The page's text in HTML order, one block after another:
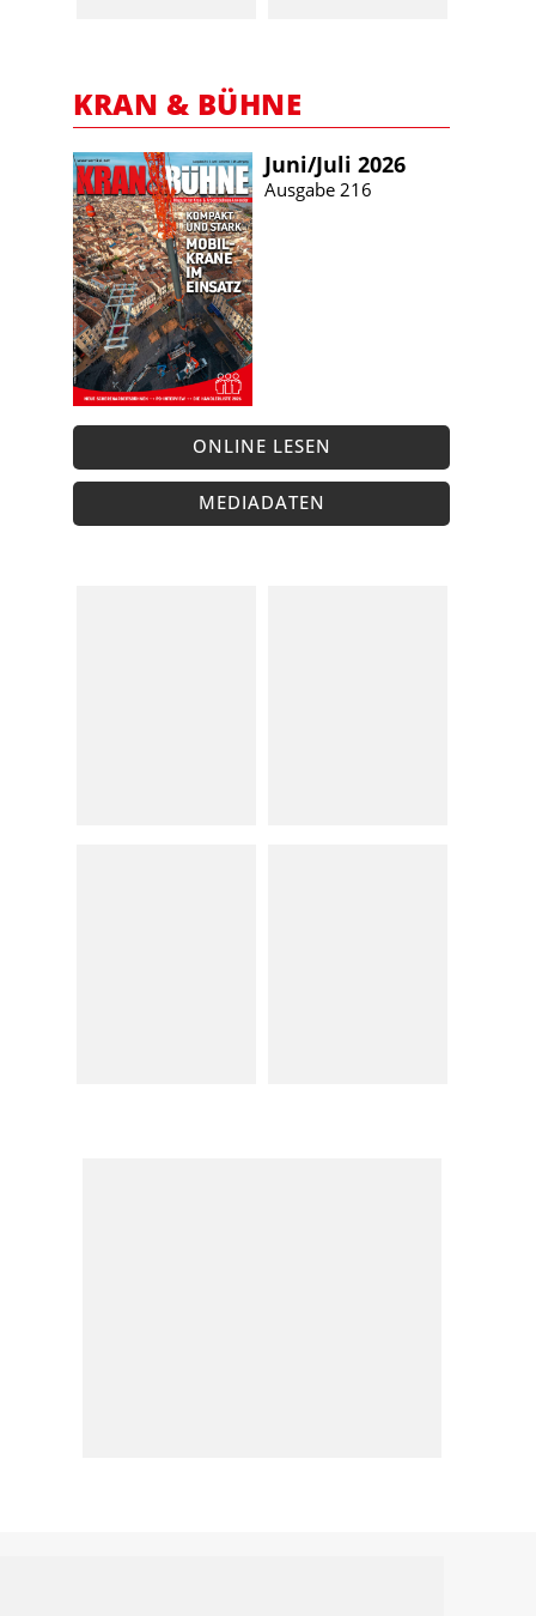
KRAN & BÜHNE
Juni/​Juli 2026
Ausgabe 216
ONLINE LESEN
MEDIADATEN